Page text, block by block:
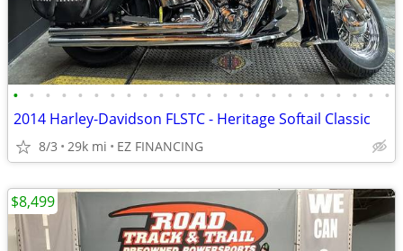
• • • • • • • • • • • • • • • • • • • • • • • •
2014 Harley-Davidson FLSTC - Heritage Softail Classic
8/3 29k mi EZ FINANCING
$8,499